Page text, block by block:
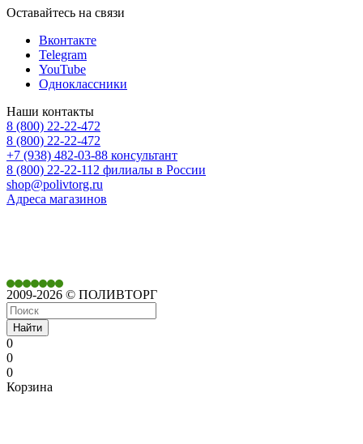
Оставайтесь на связи
Вконтакте
Telegram
YouTube
Одноклассники
Наши контакты
8 (800) 22-22-472
8 (800) 22-22-472
+7 (938) 482-03-88 консультант
8 (800) 22-22-112 филиалы в России
shop@polivtorg.ru
Адреса магазинов
2009-2026 © ПОЛИВТОРГ
Найти
0
0
0
Корзина